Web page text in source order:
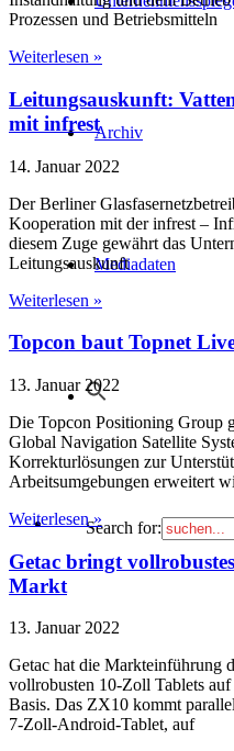
Archiv
Mediadaten
Search for:
Prozessen und Betriebsmitteln
Weiterlesen »
Leitungsauskunft:
mit infrest
14. Januar 2022
Der Berliner
Kooperation mit der infrest –
diesem Zuge gewährt das
Leitungsauskunft
Weiterlesen »
Topcon baut Topnet
13. Januar 2022
Die Topcon Positioning Group
Global Navigation Satellite
Korrekturlösungen zur
Arbeitsumgebungen erweitert
Weiterlesen »
Getac bringt
Markt
13. Januar 2022
Getac hat die Markteinführung
vollrobusten 10-Zoll Tablets
Basis. Das ZX10 kommt
7-Zoll-Android-Tablet, auf